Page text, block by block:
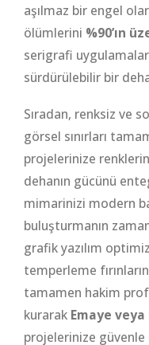
aşılmaz bir engel
ölümlerini %90’ın
serigrafi
sürdürülebilir bir
Sıradan, renksiz ve
görsel sınırları
projelerinize
dehanın gücünü
mimarinizi modern
buluşturmanın
grafik yazılım
temperleme
tamamen hakim
kurarak Emaye veya
projelerinize